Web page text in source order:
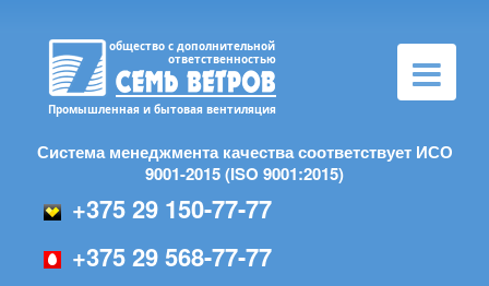
Система менеджмента качества соответствует ИСО
9001-2015 (ISO 9001:2015)
+375 29 150-77-77
+375 29 568-77-77